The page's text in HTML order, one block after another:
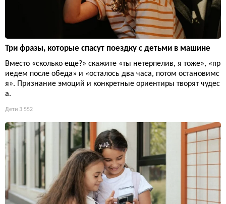
Три фразы, которые спасут поездку с детьми в машине
Вместо «сколько еще?» скажите «ты нетерпелив, я тоже», «пр
иедем после обеда» и «осталось два часа, потом остановимс
я». Признание эмоций и конкретные ориентиры творят чудес
а.
Дети 3 552